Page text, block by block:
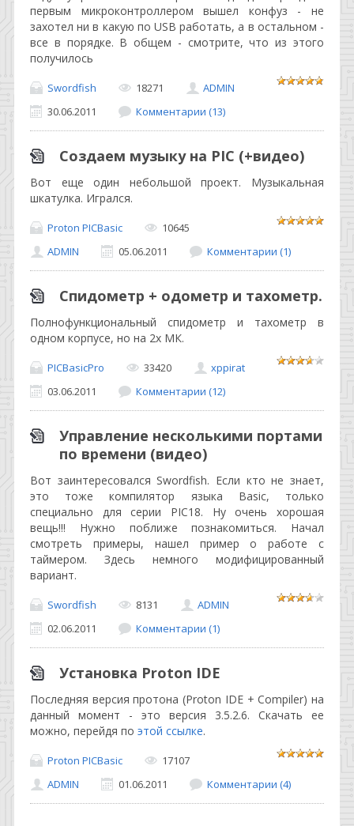
первым микроконтроллером вышел конфуз - не
захотел ни в какую по USB работать, а в остальном -
все в порядке. В общем - смотрите, что из этого
получилось
Swordfish 18271
ADMIN
30.06.2011
Комментарии (13)
Создаем музыку на PIC (+видео)
Вот еще один небольшой проект. Музыкальная
шкатулка. Игрался.
Proton PICBasic
10645
ADMIN
05.06.2011 Комментарии (1)
Спидометр + одометр и тахометр.
Полнофункциональный спидометр и тахометр в
одном корпусе, но на 2х МК.
PICBasicPro 33420
xppirat
03.06.2011
Комментарии (12)
Управление несколькими портами
по времени (видео)
Вот заинтересовался Swordfish. Если кто не знает,
это тоже компилятор языка Basic, только
специально для серии PIC18. Ну очень хорошая
вещь!!! Нужно поближе познакомиться. Начал
смотреть примеры, нашел пример о работе с
таймером. Здесь немного модифицированный
вариант.
Swordfish 8131
ADMIN
02.06.2011
Комментарии (1)
Установка Proton IDE
Последняя версия протона (Proton IDE + Compiler) на
данный момент - это версия 3.5.2.6. Скачать ее
можно, перейдя по этой ссылке.
Proton PICBasic
17107
ADMIN
01.06.2011 Комментарии (4)